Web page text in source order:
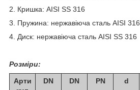
2. Кришка: AISI SS 316
3. Пружина: нержавіюча сталь AISI 316
4. Диск: нержавіюча сталь AISI SS 316
Розміри:
Арти
DN DN PN d